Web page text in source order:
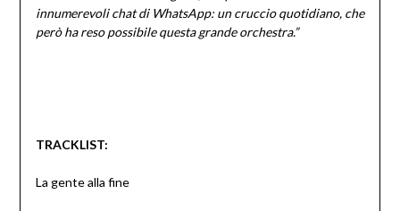
innumerevoli chat di WhatsApp: un cruccio quotidiano, che
però ha reso possibile questa grande orchestra.”
TRACKLIST:
La gente alla fine